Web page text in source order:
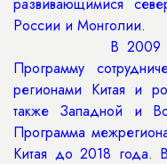
России и Монголии.
В 2009 году
Программу
регионами Китая и
также Западной и
Программа
Китая до 2018 года.